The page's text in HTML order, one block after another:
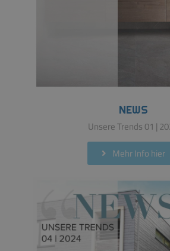
NEWS
Unsere Trends 01 |
Mehr Info hier